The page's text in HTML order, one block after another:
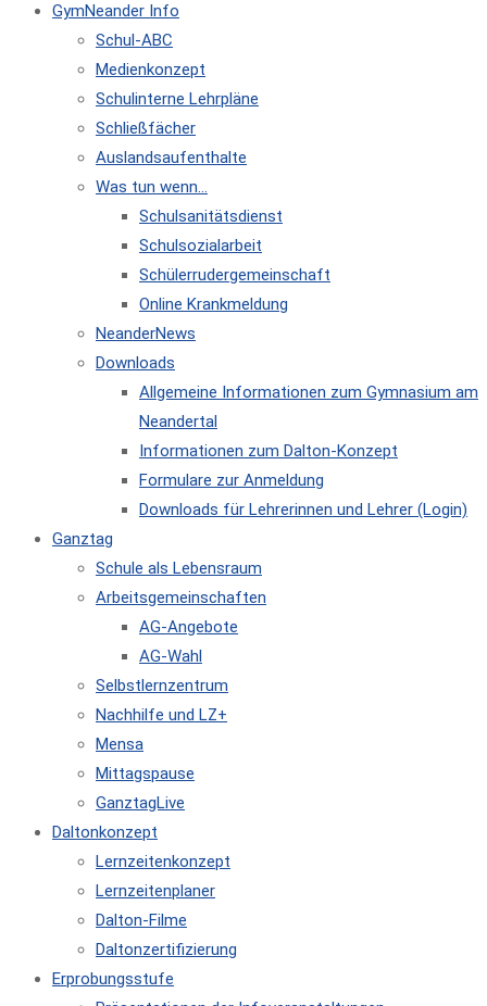
GymNeander Info
Schul-ABC
Medienkonzept
Schulinterne Lehrpläne
Schließfächer
Auslandsaufenthalte
Was tun wenn…
Schulsanitätsdienst
Schulsozialarbeit
Schülerrudergemeinschaft
Online Krankmeldung
NeanderNews
Downloads
Allgemeine Informationen zum Gymnasium am
Neandertal
Informationen zum Dalton-Konzept
Formulare zur Anmeldung
Downloads für Lehrerinnen und Lehrer (Login)
Ganztag
Schule als Lebensraum
Arbeitsgemeinschaften
AG-Angebote
AG-Wahl
Selbstlernzentrum
Nachhilfe und LZ+
Mensa
Mittagspause
GanztagLive
Daltonkonzept
Lernzeitenkonzept
Lernzeitenplaner
Dalton-Filme
Daltonzertifizierung
Erprobungsstufe